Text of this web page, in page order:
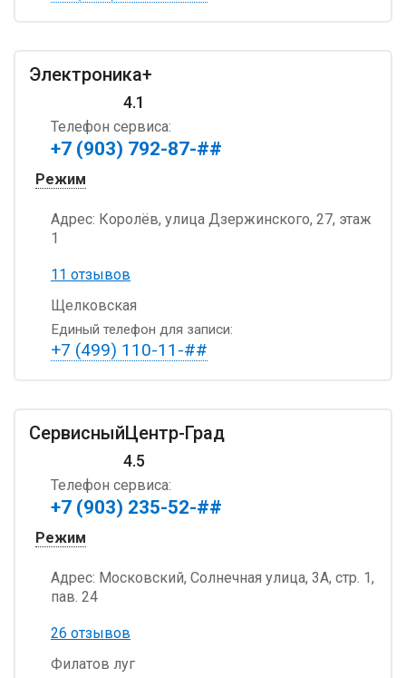
Электроника+
4.1
Телефон сервиса:
+7 (903) 792-87-##
Режим
Адрес: Королёв, улица Дзержинского, 27, этаж
1
11 отзывов
Щелковская
Единый телефон для записи:
+7 (499) 110-11-##
СервисныйЦентр-Град
4.5
Телефон сервиса:
+7 (903) 235-52-##
Режим
Адрес: Московский, Солнечная улица, 3А, стр. 1,
пав. 24
26 отзывов
Филатов луг